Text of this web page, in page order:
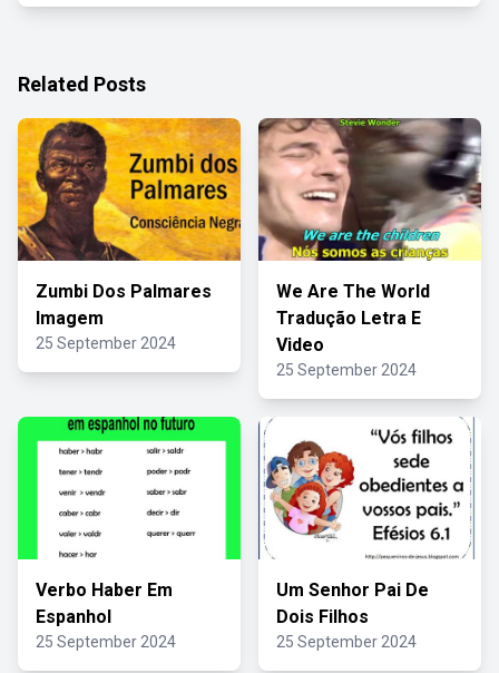
Related Posts
Zumbi Dos Palmares
Imagem
25 September 2024
We Are The World
Tradução Letra E
Video
25 September 2024
Verbo Haber Em
Espanhol
25 September 2024
Um Senhor Pai De
Dois Filhos
25 September 2024